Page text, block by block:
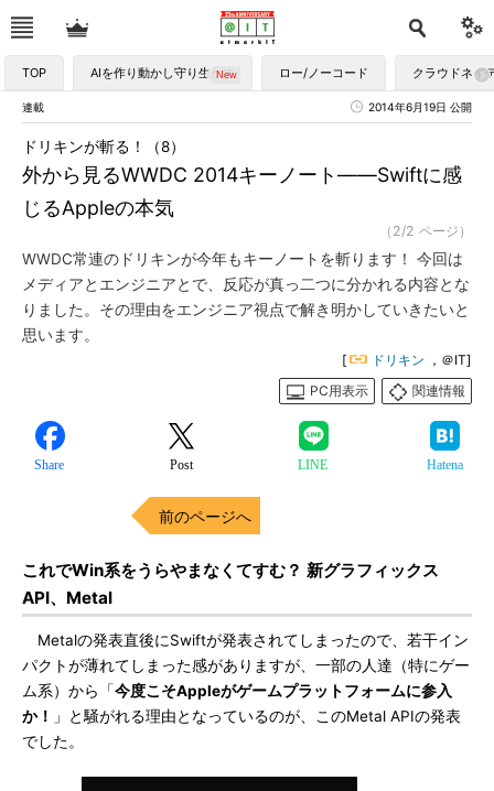
TOP AIを作り動かし守り生かす ロー/ノーコード クラウドネイ
連載 2014年6月19日 公開
外から見るWWDC 2014キーノート――Swiftに感
じるAppleの本気
ドリキンが斬る！（8）
（2/2 ページ）
WWDC常連のドリキンが今年もキーノートを斬ります！ 今回は
メディアとエンジニアとで、反応が真っ二つに分かれる内容とな
りました。その理由をエンジニア視点で解き明かしていきたいと
思います。
[ ドリキン ，＠IT]
PC用表示
関連情報
Share Post LINE Hatena
前のページへ
これでWin系をうらやまなくてすむ？ 新グラフィックス
API、Metal
Metalの発表直後にSwiftが発表されてしまったので、若干イン
パクトが薄れてしまった感がありますが、一部の人達（特にゲー
ム系）から「今度こそAppleがゲームプラットフォームに参入
か！
」と騒がれる理由となっているのが、このMetal APIの発表
でした。